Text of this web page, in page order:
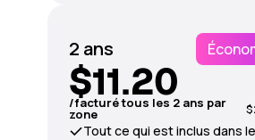
2 ans
$11.20
/facturé tous les 2 ans par
zone
Tout ce qui est inclus dans